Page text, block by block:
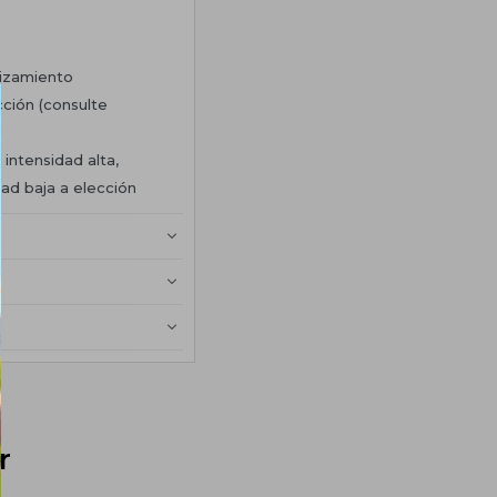
(consulte
intensidad alta,
baja a elección